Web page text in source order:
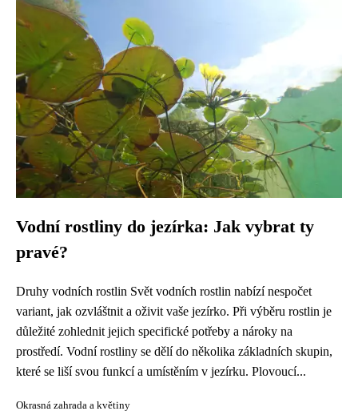
Vodní rostliny do jezírka: Jak vybrat ty
pravé?
Druhy vodních rostlin Svět vodních rostlin nabízí nespočet
variant, jak ozvláštnit a oživit vaše jezírko. Při výběru rostlin je
důležité zohlednit jejich specifické potřeby a nároky na
prostředí. Vodní rostliny se dělí do několika základních skupin,
které se liší svou funkcí a umístěním v jezírku. Plovoucí...
Okrasná zahrada a květiny